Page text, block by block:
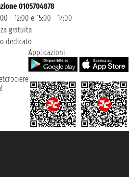
0105704878
- 12:00 e 15:00 - 17:00
gratuita
dedicato
Applicazioni